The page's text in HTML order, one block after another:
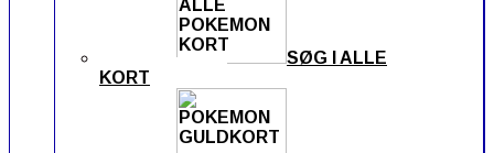
SØG I ALLE
KORT